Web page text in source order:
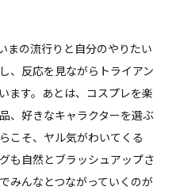
まの流行りと自分のやりたい
、反応を見ながらトライアン
ます。あとは、コスプレを楽
、好きなキャラクターを選ぶ
こそ、ヤル気がわいてくる
も自然とブラッシュアップさ
みんなとつながっていくのが